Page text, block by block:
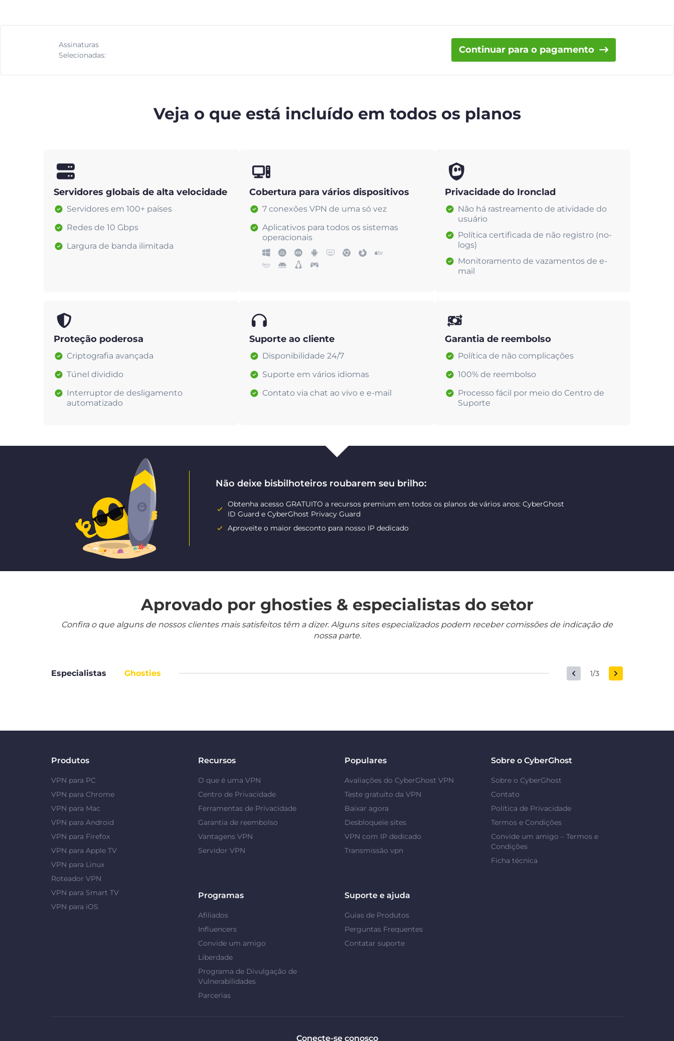
Assinaturas
Selecionadas:
Continuar para o pagamento
Veja o que está incluído em todos os planos
Servidores globais de alta velocidade
Servidores em 100+ países
Redes de 10 Gbps
Largura de banda ilimitada
Cobertura para vários dispositivos
7 conexões VPN de uma só vez
Aplicativos para todos os sistemas
operacionais
Privacidade do Ironclad
Não há rastreamento de atividade do
usuário
Política certificada de não registro (no-
logs)
Monitoramento de vazamentos de e-
mail
Proteção poderosa
Criptografia avançada
Túnel dividido
Interruptor de desligamento
automatizado
Suporte ao cliente
Disponibilidade 24/7
Suporte em vários idiomas
Contato via chat ao vivo e e-mail
Garantia de reembolso
Política de não complicações
100% de reembolso
Processo fácil por meio do Centro de
Suporte
Não deixe bisbilhoteiros roubarem seu brilho:
Obtenha acesso GRATUITO a recursos premium em todos os planos de vários anos: CyberGhost
ID Guard e CyberGhost Privacy Guard
Aproveite o maior desconto para nosso IP dedicado
Aprovado por ghosties & especialistas do setor
Confira o que alguns de nossos clientes mais satisfeitos têm a dizer. Alguns sites especializados podem receber comissões de indicação de
nossa parte.
Especialistas Ghosties 1/3
Produtos
VPN para PC
VPN para Chrome
VPN para Mac
VPN para Android
VPN para Firefox
VPN para Apple TV
VPN para Linux
Roteador VPN
VPN para Smart TV
VPN para iOS
Recursos
O que é uma VPN
Centro de Privacidade
Ferramentas de Privacidade
Garantia de reembolso
Vantagens VPN
Servidor VPN
Populares
Avaliações do CyberGhost VPN
Teste gratuito da VPN
Baixar agora
Desbloqueie sites
VPN com IP dedicado
Transmissão vpn
Sobre o CyberGhost
Sobre o CyberGhost
Contato
Política de Privacidade
Termos e Condições
Convide um amigo – Termos e
Condições
Ficha técnica
Programas
Afiliados
Influencers
Convide um amigo
Liberdade
Programa de Divulgação de
Vulnerabilidades
Parcerias
Suporte e ajuda
Guias de Produtos
Perguntas Frequentes
Contatar suporte
Conecte-se conosco